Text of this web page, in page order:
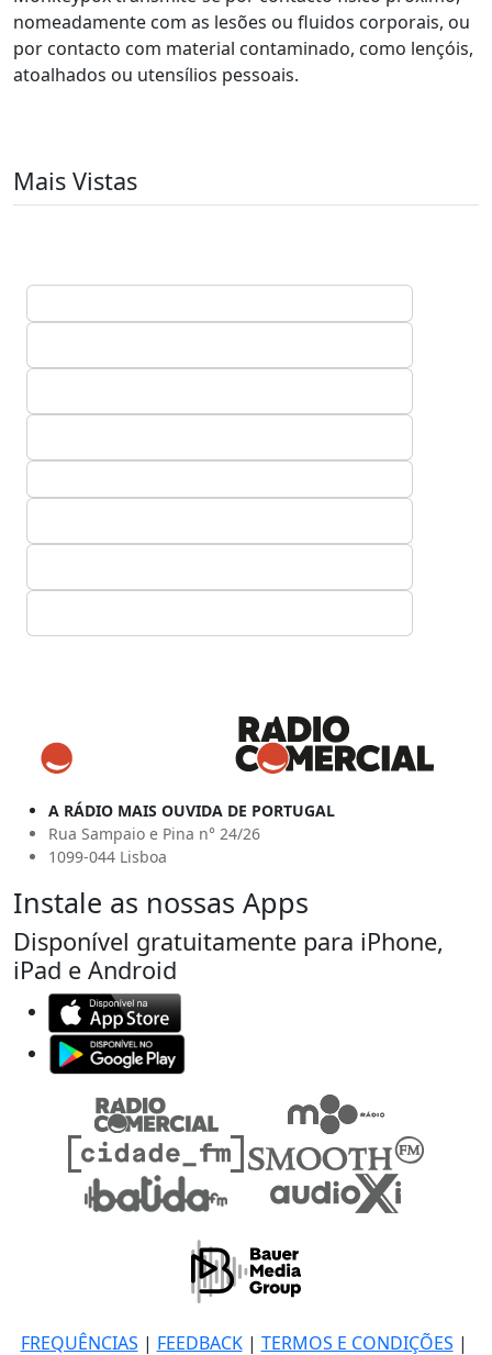
nomeadamente com as lesões ou fluidos corporais, ou
por contacto com material contaminado, como lençóis,
atoalhados ou utensílios pessoais.
Mais Vistas
A RÁDIO MAIS OUVIDA DE PORTUGAL
Rua Sampaio e Pina n° 24/26
1099-044 Lisboa
Instale as nossas Apps
Disponível gratuitamente para iPhone,
iPad e Android
FREQUÊNCIAS | FEEDBACK| TERMOS E CONDIÇÕES |